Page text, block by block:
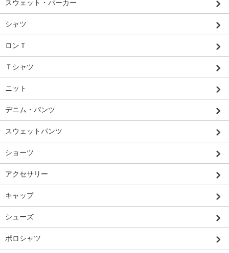
スウェット・パーカー
シャツ
ロンＴ
Ｔシャツ
ニット
デニム・パンツ
スウェットパンツ
ショーツ
アクセサリー
キャップ
シューズ
ポロシャツ